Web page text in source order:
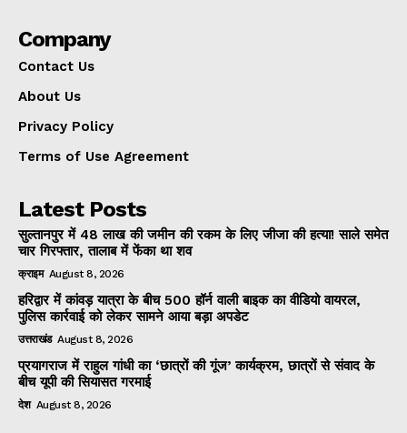
Company
Contact Us
About Us
Privacy Policy
Terms of Use Agreement
Latest Posts
सुल्तानपुर में 48 लाख की जमीन की रकम के लिए जीजा की हत्या! साले समेत
चार गिरफ्तार, तालाब में फेंका था शव
क्राइम August 8, 2026
हरिद्वार में कांवड़ यात्रा के बीच 500 हॉर्न वाली बाइक का वीडियो वायरल,
पुलिस कार्रवाई को लेकर सामने आया बड़ा अपडेट
उत्तराखंड August 8, 2026
प्रयागराज में राहुल गांधी का ‘छात्रों की गूंज’ कार्यक्रम, छात्रों से संवाद के
बीच यूपी की सियासत गरमाई
देश August 8, 2026